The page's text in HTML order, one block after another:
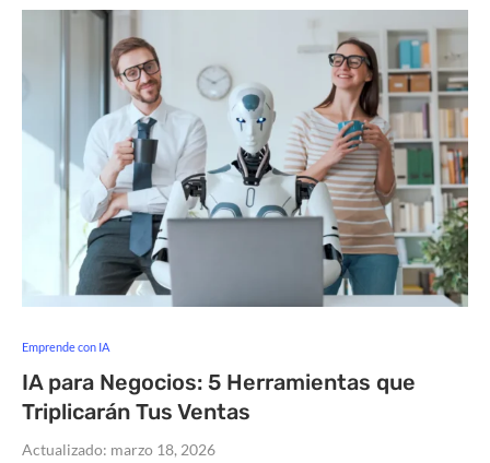
Emprende con IA
IA para Negocios: 5 Herramientas que
Triplicarán Tus Ventas
Actualizado: marzo 18, 2026